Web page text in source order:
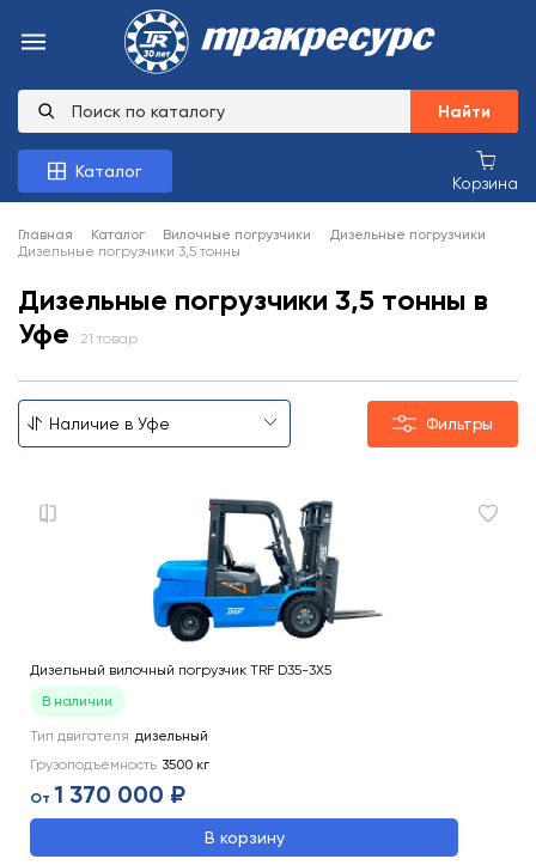
Найти
Каталог
Корзина
Главная Каталог Вилочные погрузчики
Дизельные погрузчики
Дизельные погрузчики 3,5 тонны
Дизельные погрузчики 3,5 тонны в
Уфе
21 товар
Фильтры
Дизельный вилочный погрузчик TRF D35-3X5
В наличии
Тип двигателя дизельный
Грузоподъемность 3500 кг
От 1 370 000 ₽
В корзину